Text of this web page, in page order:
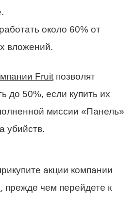
около 60% от
вложений.
Fruit позволят
до 50%, если купить их
миссии «Панель»
убийств.
акции компании
, прежде чем перейдете к